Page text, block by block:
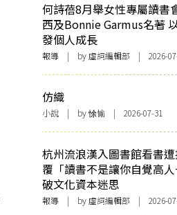
何詩蓓8月舉女性專屬讀書
西及Bonnie Garmus名著
發個人成長
報導 | by 虛詞編輯部 | 2026-
仿織
小說 | by 悇愉 | 2026-07-31
杭州流浪漢入圖書館看書
覆「讀書不是讓你自覺高
破文化資本迷思
報導 | by 虛詞編輯部 | 2026-